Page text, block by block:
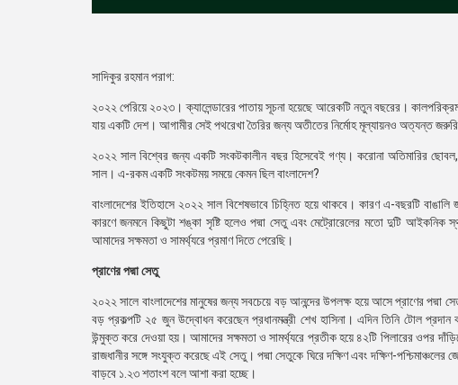
সাদিকুর রহমান পরাগ:
২০২২ পেরিয়ে ২০২৩। ক্যালেন্ডারের পাতায় সূচনা হয়েছে আরেকটি নতুন বছরের।
যায় একটি দেশ। আগামীর সেই পথরেখা তৈরির জন্য অতীতের নির্মোহ মূল্যায়নও অত্যন্ত
২০২২ সাল বিশ্বের জন্য একটি সংকটকালীন বছর হিসেবেই গণ্য। করোনা অতিমারির
সাল। এ-রকম একটি সংকটময় সময়ে কেমন ছিল বাংলাদেশ?
বাংলাদেশের ইতিহাসে ২০২২ সাল বিশেষভাবে চিহ্নিত হয়ে থাকবে। কারণ এ-বছরটি
কারণে জনমনে কিছুটা শঙ্কা সৃষ্টি হলেও পদ্মা সেতু এবং মেট্রোরেলের মতো দুটি আইকনিক
আমাদের সক্ষমতা ও সামর্থ্যরে প্রমাণ দিতে পেরেছি।
প্রাণের পদ্মা সেতু
২০২২ সালে বাংলাদেশের মানুষের জন্য সবচেয়ে বড় আনন্দের উপলক্ষ হয়ে আসে প্রাণের পদ্মা
বড় প্রকল্পটি ২৫ জুন উদ্বোধন করেছেন প্রধানমন্ত্রী শেখ হাসিনা। এদিন তিনি টোল
উন্মুক্ত করে দেওয়া হয়। আমাদের সক্ষমতা ও সামর্থ্যরে প্রতীক হয়ে ৪২টি পিলারের ওপর
রাজধানীর সঙ্গে সংযুক্ত করেছে এই সেতু। পদ্মা সেতুকে ঘিরে দক্ষিণ এবং দক্ষিণ-
বাড়বে ১.২৩ শতাংশ বলে আশা করা হচ্ছে।